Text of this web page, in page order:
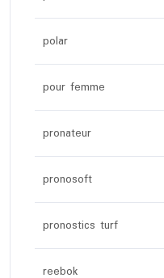
polar
pour femme
pronateur
pronosoft
pronostics turf
reebok